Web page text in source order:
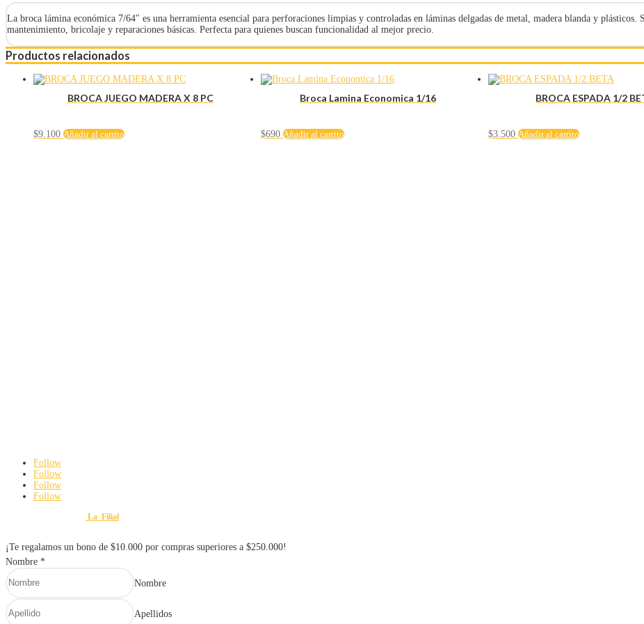
La broca lámina económica 7/64" es una herramienta esencial para perforaciones limpias y controladas en láminas delgadas de metal, madera blanda y
mantenimiento, bricolaje y reparaciones básicas. Perfecta para quienes buscan funcionalidad al mejor precio.
Productos relacionados
BROCA JUEGO MADERA X 8 PC
$9.100 Añadir al carrito
Broca Lamina Economica 1/16
$690 Añadir al carrito
BROCA ESPADA 1/2
$3.500 Añadir al carrito
Follow
Follow
Follow
Follow
La_Filial
¡Te regalamos un bono de $10.000 por compras superiores a $250.000!
Nombre *
Nombre
Apellidos